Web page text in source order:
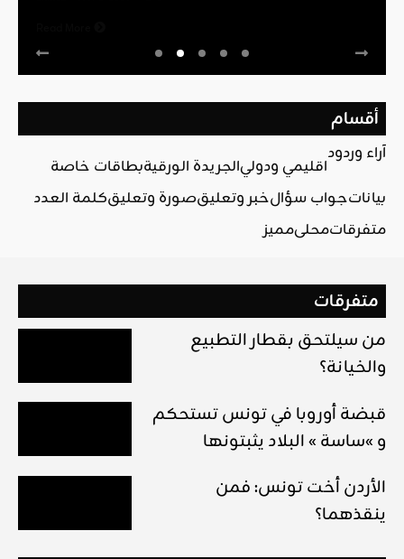
أقسام
آراء وردود
اقليمي ودوليالجريدة الورقيةبطاقات خاصة
بياناتجواب سؤالخبر وتعليقصورة وتعليقكلمة العدد
متفرقاتمحليمميز
متفرقات
من سيلتحق بقطار التطبيع
والخيانة؟
قبضة أوروبا في تونس تستحكم
و »ساسة » البلاد يثبتونها
الأردن أخت تونس: فمن
ينقذهما؟